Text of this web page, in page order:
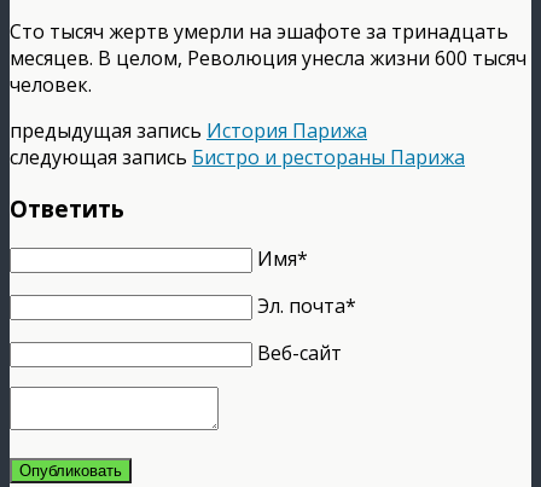
Сто тысяч жертв умерли на эшафоте за тринадцать
месяцев. В целом, Революция унесла жизни 600 тысяч
человек.
предыдущая запись История Парижа
следующая запись Бистро и рестораны Парижа
Ответить
Имя*
Эл. почта*
Веб-сайт
Опубликовать